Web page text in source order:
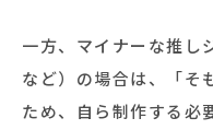
一方、マイナーな推し
など）の場合は、「そ
ため、自ら制作する必